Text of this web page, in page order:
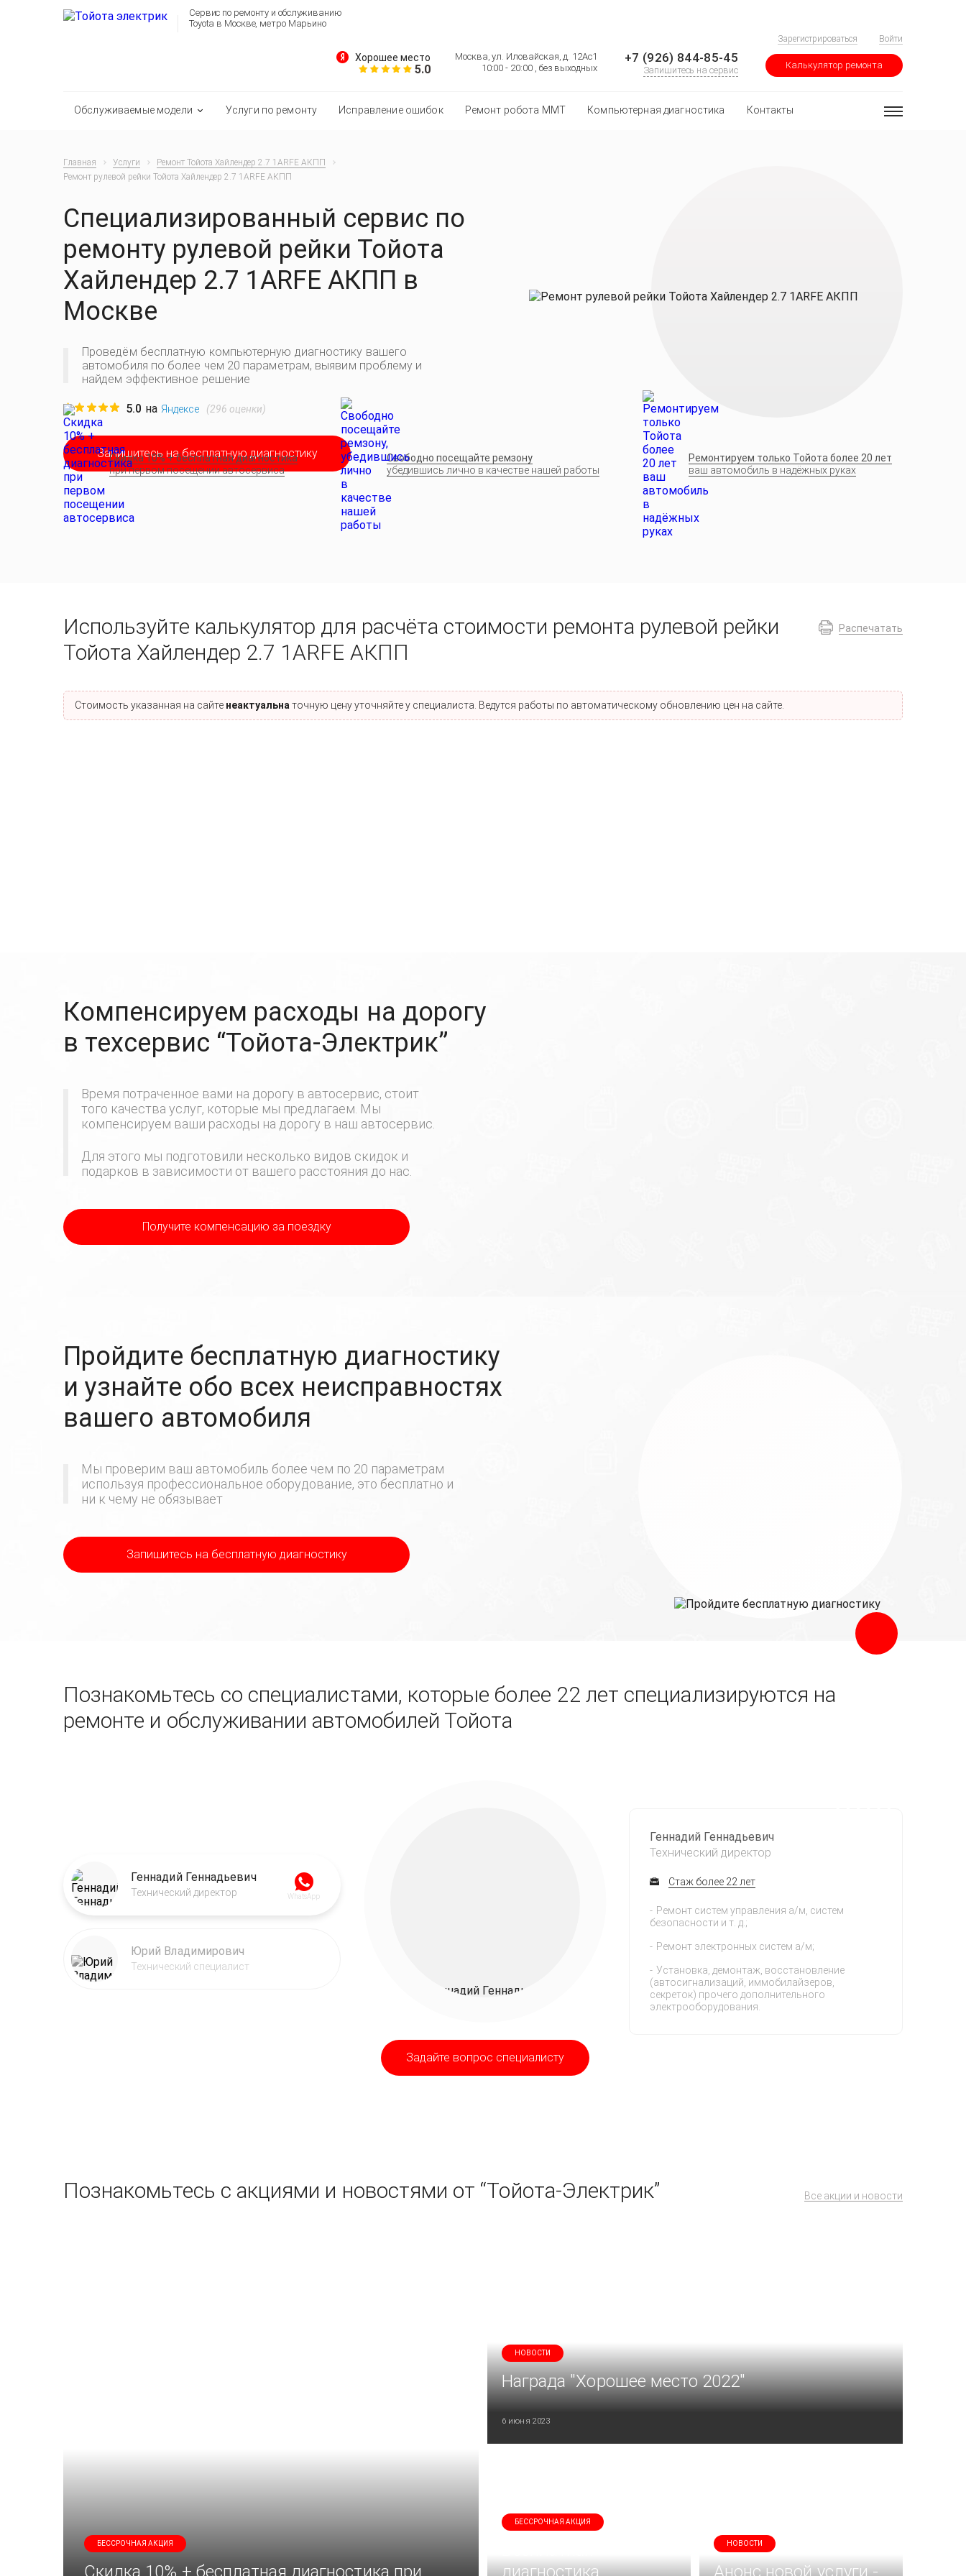
Сервис по ремонту и обслуживанию
Toyota в Москве, метро Марьино
Зарегистрироваться Войти
Хорошее место
5.0
Москва, ул. Иловайская, д. 12Ас1
10:00 - 20:00 , без выходных
+7 (926) 844-85-45
Запишитесь на сервис Калькулятор ремонта
Обслуживаемые модели Услуги по ремонту Исправление ошибок Ремонт робота MMT Компьютерная диагностика Контакты
Главная Услуги
Ремонт Тойота Хайлендер 2.7 1ARFE АКПП
Ремонт рулевой рейки Тойота Хайлендер 2.7 1ARFE АКПП
Специализированный сервис по
ремонту рулевой рейки Тойота
Хайлендер 2.7 1ARFE АКПП в
Москве
Проведём бесплатную компьютерную диагностику вашего
автомобиля по более чем 20 параметрам, выявим проблему и
найдем эффективное решение
5.0 на Яндексе (296 оценки)
Запишитесь на бесплатную диагностику
Скидка 10% + бесплатная диагностика
при первом посещении автосервиса
Свободно посещайте ремзону
убедившись лично в качестве нашей работы
Ремонтируем только Тойота более 20 лет
ваш автомобиль в надёжных руках
Распечатать
Используйте калькулятор для расчёта стоимости ремонта рулевой рейки
Тойота Хайлендер 2.7 1ARFE АКПП
Стоимость указанная на сайте неактуальна точную цену уточняйте у специалиста. Ведутся работы по автоматическому обновлению цен на сайте.
Компенсируем расходы на дорогу
в техсервис “Тойота-Электрик”
Время потраченное вами на дорогу в автосервис, стоит
того качества услуг, которые мы предлагаем. Мы
компенсируем ваши расходы на дорогу в наш автосервис.
Для этого мы подготовили несколько видов скидок и
подарков в зависимости от вашего расстояния до нас.
Получите компенсацию за поездку
Пройдите бесплатную диагностику
и узнайте обо всех неисправностях
вашего автомобиля
Мы проверим ваш автомобиль более чем по 20 параметрам
используя профессиональное оборудование, это бесплатно и
ни к чему не обязывает
Запишитесь на бесплатную диагностику
Познакомьтесь со специалистами, которые более 22 лет специализируются на
ремонте и обслуживании автомобилей Тойота
Геннадий Геннадьевич
Технический директор WhatsApp
Юрий Владимирович
Технический специалист
Задайте вопрос специалисту
Геннадий Геннадьевич
Технический директор
Стаж более 22 лет
Ремонт систем управления а/м, систем
безопасности и т. д.;
Ремонт электронных систем а/м;
Установка, демонтаж, восстановление
(автосигнализаций, иммобилайзеров,
секреток) прочего дополнительного
электрооборудования.
Все акции и новости
Познакомьтесь с акциями и новостями от “Тойота-Электрик”
БЕССРОЧНАЯ АКЦИЯ
Скидка 10% + бесплатная диагностика при
НОВОСТИ
Награда "Хорошее место 2022"
6 июня 2023
БЕССРОЧНАЯ АКЦИЯ
диагностика
НОВОСТИ
Анонс новой услуги -